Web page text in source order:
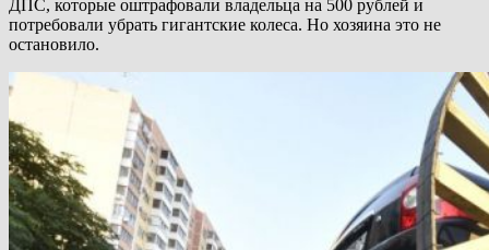
ДПС, которые оштрафовали владельца на 500 рублей и
потребовали убрать гигантские колеса. Но хозяина это не
остановило.